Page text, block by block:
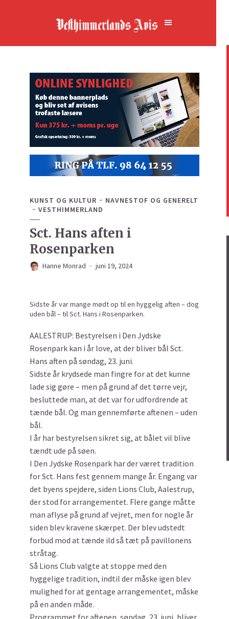
KUNST OG KULTUR
NAVNESTOF OG GENERELT
VESTHIMMERLAND
Sct. Hans aften i
Rosenparken
Hanne Monrad juni 19, 2024
Sidste år var mange mødt op til en hyggelig aften – dog
uden bål – til Sct. Hans i Rosenparken.
AALESTRUP: Bestyrelsen i Den Jydske
Rosenpark kan i år love, at der bliver bål Sct.
Hans aften på søndag, 23. juni.
Sidste år krydsede man fingre for at det kunne
lade sig gøre – men på grund af det tørre vejr,
besluttede man, at det var for udfordrende at
tænde bål. Og man gennemførte aftenen – uden
bål.
I år har bestyrelsen sikret sig, at bålet vil blive
tændt ude på søen.
I Den Jydske Rosenpark har der været tradition
for Sct. Hans fest gennem mange år. Engang var
det byens spejdere, siden Lions Club, Aalestrup,
der stod for arrangementet. Flere gange måtte
man aflyse på grund af vejret, men for nogle år
siden blev kravene skærpet. Der blev udstedt
forbud mod at tænde ild så tæt på pavillonens
stråtag.
Så Lions Club valgte at stoppe med den
hyggelige tradition, indtil der måske igen blev
mulighed for at gentage arrangementet, måske
på en anden måde.
Programmet for aftenen, søndag, 23. juni, bliver